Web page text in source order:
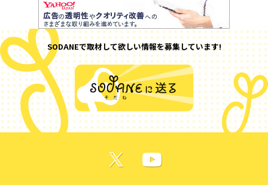
SODANEで取材して欲しい情報を募集しています!